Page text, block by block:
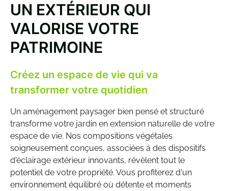
UN EXTÉRIEUR QUI
VALORISE VOTRE
PATRIMOINE
Créez un espace de vie qui va
transformer votre quotidien
Un aménagement paysager bien pensé et structuré
transforme votre jardin en extension naturelle de votre
espace de vie. Nos compositions végétales
soigneusement conçues, associées à des dispositifs
d'éclairage extérieur innovants, révèlent tout le
potentiel de votre propriété. Vous profiterez d'un
environnement équilibré où détente et moments